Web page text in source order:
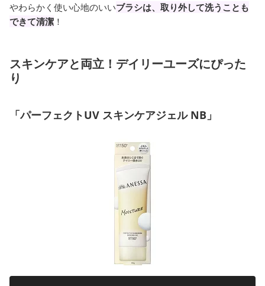
やわらかく使い心地のいいブラシは、取り外して洗うことも
できて清潔 ！
スキンケアと両立！デイリーユーズにぴった
り
「パーフェクトUV スキンケアジェル NB」